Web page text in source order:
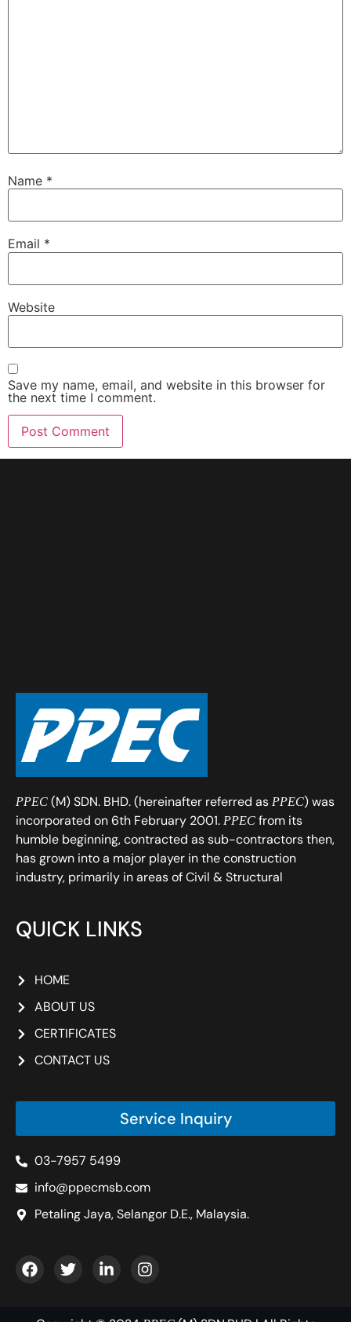
Name *
Email *
Website
Save my name, email, and website in this browser for
the next time I comment.
PPEC (M) SDN. BHD. (hereinafter referred as PPEC) was
incorporated on 6th February 2001. PPEC from its
humble beginning, contracted as sub-contractors then,
has grown into a major player in the construction
industry, primarily in areas of Civil & Structural
QUICK LINKS
HOME
ABOUT US
CERTIFICATES
CONTACT US
Service Inquiry
03-7957 5499
info@ppecmsb.com
Petaling Jaya, Selangor D.E., Malaysia.